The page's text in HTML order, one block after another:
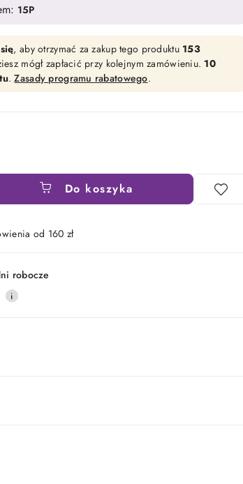
15P
, aby otrzymać za zakup tego produktu 153
mógł zapłacić przy kolejnym zamówieniu. 10
.Zasady programu rabatowego.
Do koszyka
od 160 zł
robocze